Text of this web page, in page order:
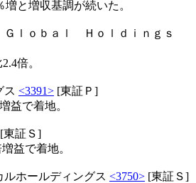
と増収基調が続いた。
ｌｏｂａｌ Ｈｏｌｄｉｎｇｓ
倍。
ス <3391> [東証Ｐ]
益で着地。
[東証Ｓ]
益で着地。
ホールディングス <3750> [東証Ｓ]